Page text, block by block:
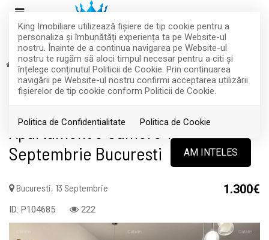
King Imobiliare utilizează fişiere de tip cookie pentru a
personaliza și îmbunătăți experiența ta pe Website-ul
nostru. Înainte de a continua navigarea pe Website-ul
nostru te rugăm să aloci timpul necesar pentru a citi și
înțelege conținutul Politicii de Cookie. Prin continuarea
navigării pe Website-ul nostru confirmi acceptarea utilizării
fişierelor de tip cookie conform Politicii de Cookie.
Politica de Confidentialitate Politica de Cookie
AM INTELES
Inchiriere Apartamente Bucuresti 13 Septembrie
Acest anunt nu mai este activ !
Apartament 3 Camere 13
Septembrie Bucuresti
Bucuresti, 13 Septembrie 1.300€
ID: P104685 222
RETRAS